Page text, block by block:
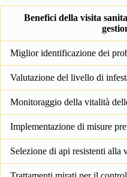
Benefici della visita
Miglior identificazione dei
Valutazione del livello di
Monitoraggio della vitalità
Implementazione di misure
Selezione di api resistenti alla